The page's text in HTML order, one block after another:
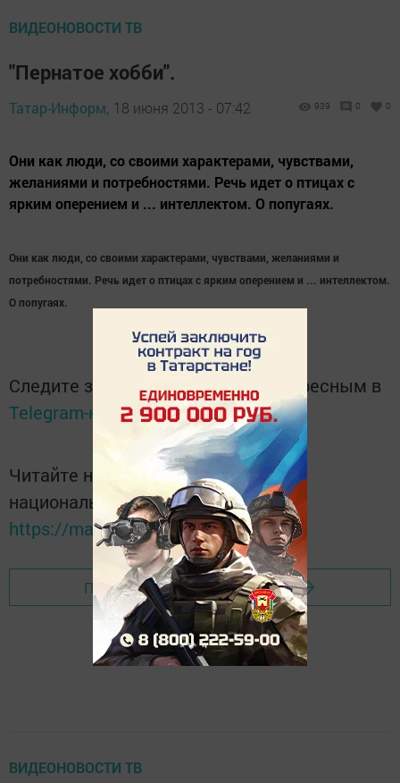
ВИДЕОНОВОСТИ ТВ
"Пернатое хобби".
Татар-Информ, 18 июня 2013 - 07:42 939 0 0
Они как люди, со своими характерами, чувствами,
желаниями и потребностями. Речь идет о птицах с
ярким оперением и ... интеллектом. О попугаях.
Они как люди, со своими характерами, чувствами, желаниями и
потребностями. Речь идет о птицах с ярким оперением и ... интеллектом.
О попугаях.
Следите за самым важным и интересным в
Telegram-каналеТатмедиа
Читайте новости Татарстана в
национальном мессенджере MАХ:
https://max.ru/tatmedia
Перейти на страницу новости
ВИДЕОНОВОСТИ ТВ